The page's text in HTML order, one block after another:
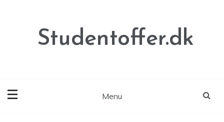
Studentoffer.dk
Menu